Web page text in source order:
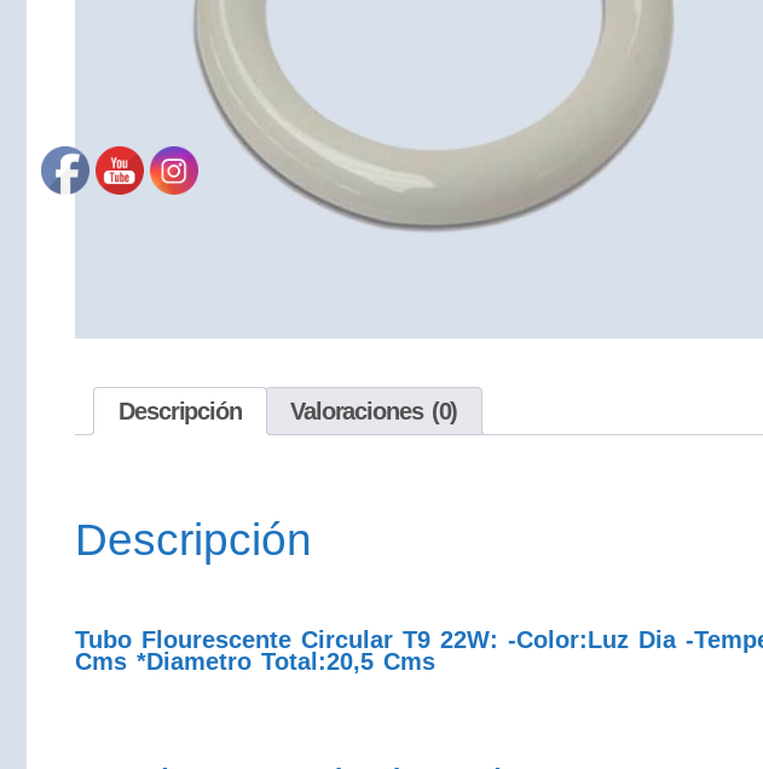
Descripción Valoraciones (0)
Descripción
Tubo Flourescente Circular T9 22W: -Color:Luz Dia -
Cms *Diametro Total:20,5 Cms